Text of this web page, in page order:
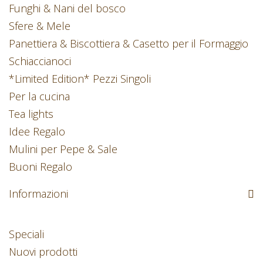
Funghi & Nani del bosco
Sfere & Mele
Panettiera & Biscottiera & Casetto per il Formaggio
Schiaccianoci
*Limited Edition* Pezzi Singoli
Per la cucina
Tea lights
Idee Regalo
Mulini per Pepe & Sale
Buoni Regalo
Informazioni
Speciali
Nuovi prodotti